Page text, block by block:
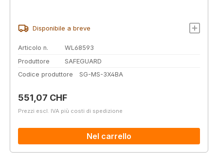
Disponibile a breve
Articolo n.
WL68593
Produttore
SAFEGUARD
Codice produttore
SG-MS-3X4BA
Prezzo normale:
551,07 CHF
Prezzi escl. IVA più costi di spedizione
Nel carrello